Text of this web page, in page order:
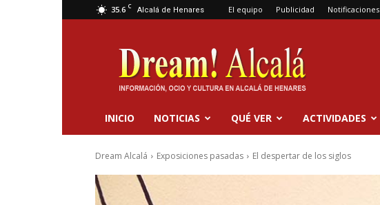
35.6 C Alcalá de Henares El equipo Publicidad Notificaciones
Dream
Alcalá
INICIO NOTICIAS QUÉ VER ACTIVIDADES
Dream Alcalá Exposiciones pasadas El despertar de los siglos